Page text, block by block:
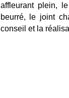
affleurant plein,
beurré, le joint
conseil et la